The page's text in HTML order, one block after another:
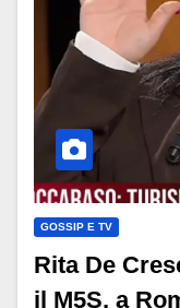
GOSSIP E TV
Rita De
il M5S, a